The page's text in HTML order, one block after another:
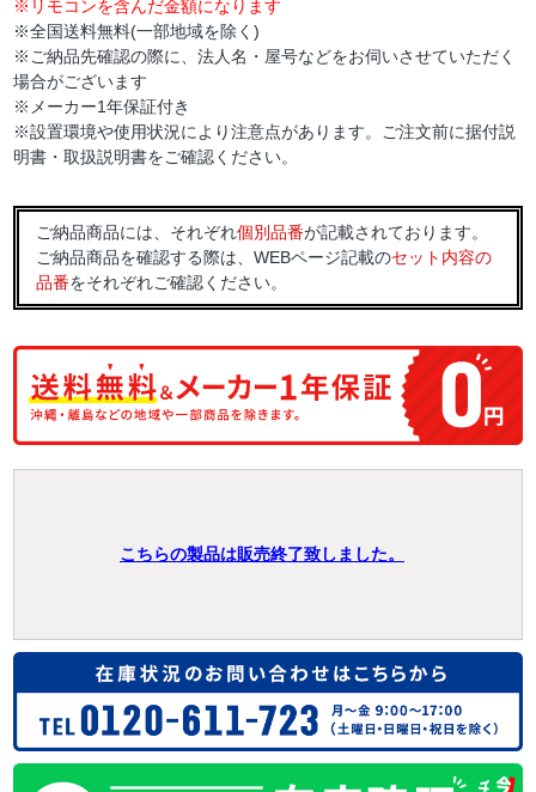
※リモコンを含んだ金額になります
※全国送料無料(一部地域を除く)
※ご納品先確認の際に、法人名・屋号などをお伺いさせていただく
場合がございます
※メーカー1年保証付き
※設置環境や使用状況により注意点があります。ご注文前に据付説
明書・取扱説明書をご確認ください。
ご納品商品には、それぞれ個別品番が記載されております。
ご納品商品を確認する際は、WEBページ記載のセット内容の
品番をそれぞれご確認ください。
こちらの製品は販売終了致しました。